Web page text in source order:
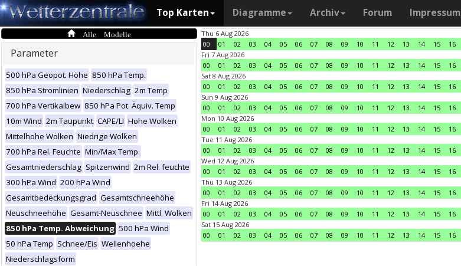
Top Karten Diagramme Archiv Forum Impressum
Alle Modelle
Parameter
500 hPa Geopot. Höhe 850 hPa Temp.
850 hPa Stromlinien Niederschlag 2m Temp
700 hPa Vertikalbew 850 hPa Pot. Äquiv. Temp
10m Wind 2m Taupunkt CAPE/LI Hohe Wolken
Mittelhohe Wolken Niedrige Wolken
700 hPa Rel. Feuchte Min/Max Temp.
Gesamtniederschlag Spitzenwind 2m Rel. feuchte
300 hPa Wind 200 hPa Wind
Gesamtbedeckungsgrad Gesamtschneehöhe
Neuschneehöhe Gesamt-Neuschnee Mittl. Wolken
850 hPa Temp. Abweichung 500 hPa Wind
50 hPa Temp Schnee/Eis Wellenhoehe
Niederschlagsform
Thu 6 Aug 2026
00
01 02 03 04 05 06 07 08 09 10 11 12 13 14 15 16
Fri 7 Aug 2026
00
01 02 03 04 05 06 07 08 09 10 11 12 13 14 15 16
Sat 8 Aug 2026
00
01 02 03 04 05 06 07 08 09 10 11 12 13 14 15 16
Sun 9 Aug 2026
00
01 02 03 04 05 06 07 08 09 10 11 12 13 14 15 16
Mon 10 Aug 2026
00
01 02 03 04 05 06 07 08 09 10 11 12 13 14 15 16
Tue 11 Aug 2026
00
01 02 03 04 05 06 07 08 09 10 11 12 13 14 15 16
Wed 12 Aug 2026
00
01 02 03 04 05 06 07 08 09 10 11 12 13 14 15 16
Thu 13 Aug 2026
00
01 02 03 04 05 06 07 08 09 10 11 12 13 14 15 16
Fri 14 Aug 2026
00
01 02 03 04 05 06 07 08 09 10 11 12 13 14 15 16
Sat 15 Aug 2026
00
01 02 03 04 05 06 07 08 09 10 11 12 13 14 15 16